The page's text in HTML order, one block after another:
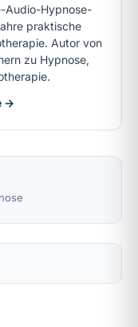
Audio-Hypnose-
praktische
Autor von
zu Hypnose,
→